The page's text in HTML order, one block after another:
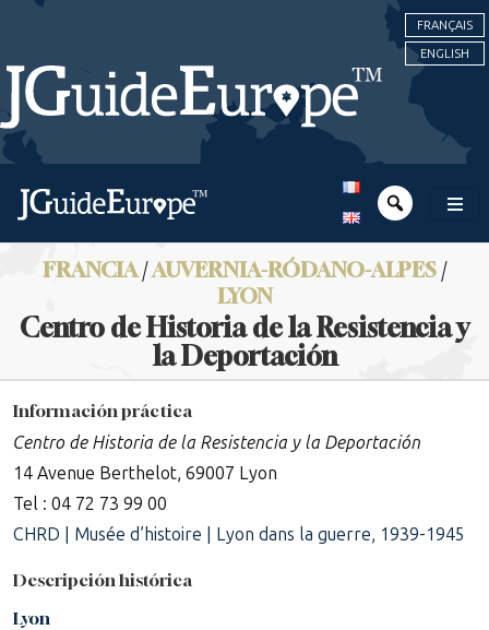
FRANÇAIS
ENGLISH
FRANCIA/AUVERNIA-RÓDANO-ALPES /
LYON
Centro de Historia de la Resistencia y
la Deportación
Información práctica
Centro de Historia de la Resistencia y la Deportación
14 Avenue Berthelot, 69007 Lyon
Tel : 04 72 73 99 00
CHRD | Musée d’histoire | Lyon dans la guerre, 1939-1945
Descripción histórica
Lyon